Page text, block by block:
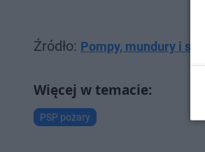
Źródło: Pompy, mundury i
PSP pożary